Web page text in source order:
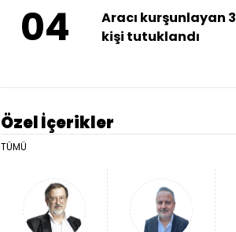
Özel İçerikler
TÜMÜ
04
Aracı kurşunlayan 3
kişi tutuklandı